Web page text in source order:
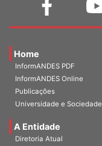
Home
InformANDES PDF
InformANDES Online
Publicações
Universidade e Sociedade
A Entidade
Diretoria Atual